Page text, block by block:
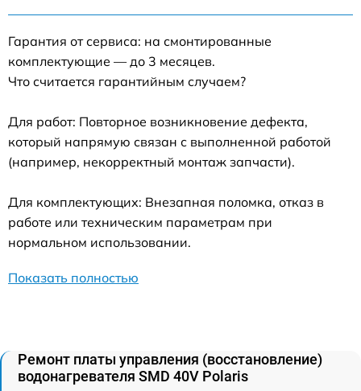
Гарантия от сервиса: на смонтированные
комплектующие — до 3 месяцев.
Что считается гарантийным случаем?
Для работ: Повторное возникновение дефекта,
который напрямую связан с выполненной работой
(например, некорректный монтаж запчасти).
Для комплектующих: Внезапная поломка, отказ в
работе или техническим параметрам при
нормальном использовании.
Показать полностью
Ремонт платы управления (восстановление)
водонагревателя SMD 40V Polaris